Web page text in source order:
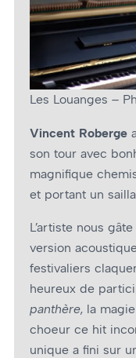
Les Louanges –
Vincent Roberge
son tour avec
magnifique
et portant un
L’artiste nous
version
festivaliers
heureux de
panthère, la
chœur ce hit
unique a fini sur